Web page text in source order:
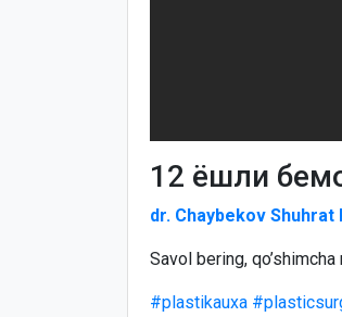
12 ёшли
dr. Chaybekov Shuhrat
Savol bering,
#plastikauxa